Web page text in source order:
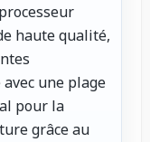
haute qualité,
une plage
pour la
grâce au